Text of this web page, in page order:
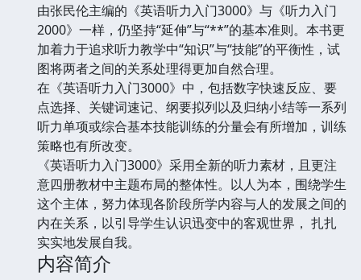
由张民伦主编的《英语听力入门3000》与《听力入门
2000》一样，仍坚持“延伸”与“**”的基本准则。本书更
加着力于追求听力教学中“知识”与“技能”的平衡性，试
图将两者之间的关系处理得更加自然合理。
在《英语听力入门3000》中，包括数字快速反应、要
点选择、关键词速记、纲要拟列以及归纳小结等一系列
听力单项或综合基本技能训练的分量会有所增加，训练
策略也有所改变。
《英语听力入门3000》采用全新的听力素材，且更注
意四册教材中主题布局的整体性。以人为本，围绕学生
这个主体，努力体现各阶段所学内容与人的发展之间的
内在关系，以引导学生认识迅变中的客观世界， 扎扎
实实地发展自我。
内容简介